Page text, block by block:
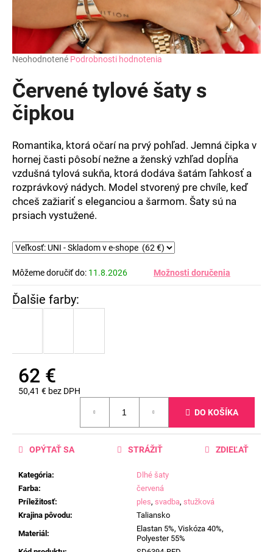
Priemerné
produktu
je
0,0
z
hviezdičiek.
Neohodnotené Podrobnosti hodnotenia
Červené tylové šaty s
čipkou
Romantika, ktorá očarí na prvý pohľad. Jemná čipka v
hornej časti pôsobí nežne a ženský vzhľad dopĺňa
vzdušná tylová sukňa, ktorá dodáva šatám ľahkosť a
rozprávkový nádych. Model stvorený pre chvíle, keď
chceš zažiariť s eleganciou a šarmom. Šaty sú na
prsiach vystužené.
Môžeme doručiť do: 11.8.2026 Možnosti doručenia
62 €
50,41 € bez DPH
DO KOŠÍKA
Kategória:
Dlhé šaty
Farba:
červená
Príležitosť: ples, svadba, stužková
Krajina pôvodu:
Taliansko
Materiál :
Elastan 5%, Viskóza 40%,
Polyester 55%
OPÝTAŤ SA STRÁŽIŤ ZDIEĽAŤ